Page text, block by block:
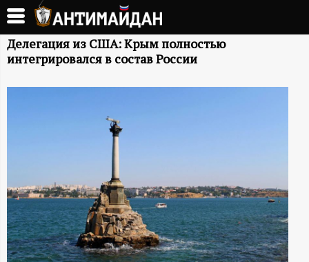
Перейти
основному
содержанию
А
А
Й
Делегация из США: Крым полностью
интегрировался в состав России